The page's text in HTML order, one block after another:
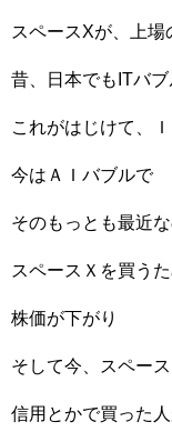
スペースXが、上場
昔、日本でもITバ
これがはじけて、
今はＡＩバブルで
そのもっとも最近
スペースＸを買う
株価が下がり
そして今、スペー
信用とかで買った